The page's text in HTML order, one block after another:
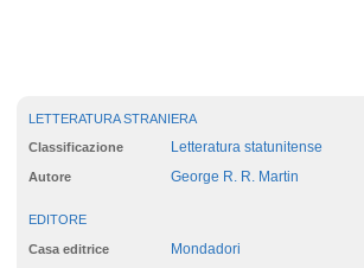
LETTERATURA STRANIERA
Classificazione Letteratura statunitense
Autore George R. R. Martin
EDITORE
Casa editrice Mondadori